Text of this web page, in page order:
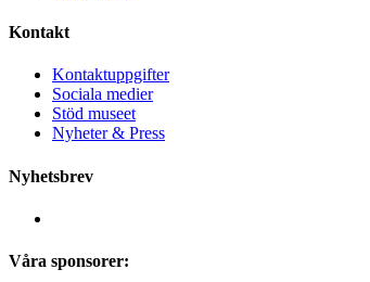
Kontakt
Kontaktuppgifter
Sociala medier
Stöd museet
Nyheter & Press
Nyhetsbrev
Våra sponsorer: